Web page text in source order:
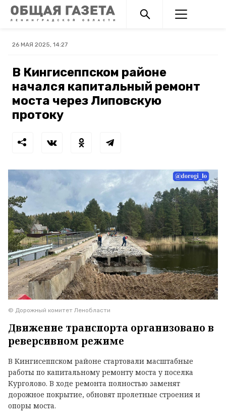
26 МАЯ 2025, 14:27
В Кингисеппском районе
начался капитальный ремонт
моста через Липовскую
протоку
© Дорожный комитет Ленобласти
Движение транспорта организовано в
реверсивном режиме
В Кингисеппском районе стартовали масштабные
работы по капитальному ремонту моста у поселка
Курголово. В ходе ремонта полностью заменят
дорожное покрытие, обновят пролетные строения и
опоры моста.